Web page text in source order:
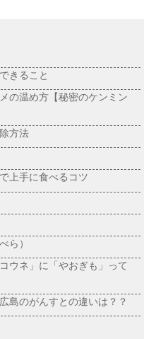
きること
の温め方【秘密のケンミン
方法
上手に食べるコツ
ら）
ウネ」に「やおぎも」って
島のがんすとの違いは？？